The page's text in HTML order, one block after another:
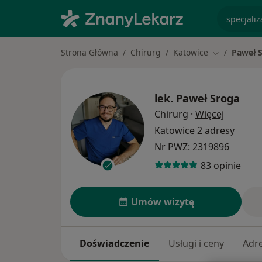
Strona Główna Chirurg Katowice ZmieńPaweł
lek. Paweł Sroga
Chirurg · Więcej
Katowice 2 adresy
Nr PWZ: 2319896
83 opinie
Umów wizytę
Doświadczenie Usługi i ceny